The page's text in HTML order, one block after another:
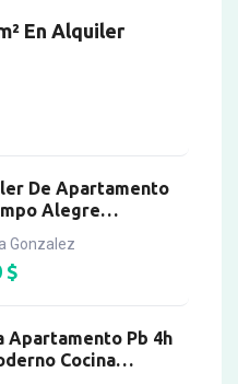
En Alquiler
De Apartamento
Alegre
Gonzalez
$
Apartamento Pb 4h
Cocina